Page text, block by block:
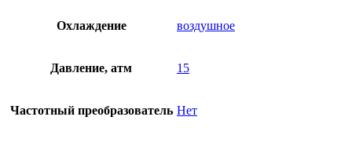
Охлаждение воздушное
Давление, атм 15
Частотный преобразователь Нет